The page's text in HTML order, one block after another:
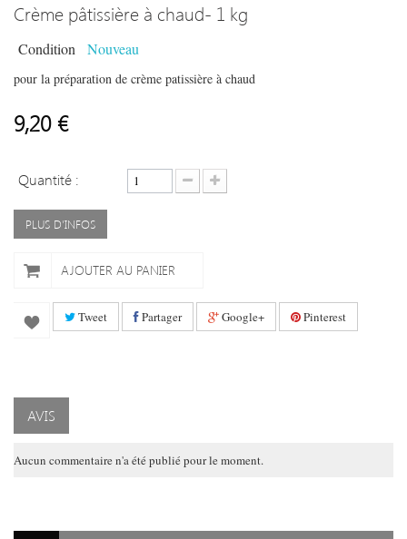
Crème pâtissière à chaud- 1 kg
Condition Nouveau
pour la préparation de crème patissière à chaud
9,20 €
Quantité :
PLUS D'INFOS
AJOUTER AU PANIER
Tweet Partager Google+ Pinterest
AVIS
Aucun commentaire n'a été publié pour le moment.